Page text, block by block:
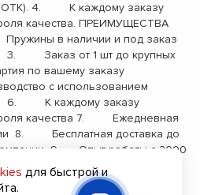
(ОТК). 4. К каждому заказу
качества. ПРЕИМУЩЕСТВА
в наличии и под заказ
Заказ от 1 шт до крупных
по вашему заказу
с использованием
6. К каждому заказу
качества 7. Ежедневная
8. Бесплатная доставка до
компании 9. Опыт работы с 2000
для быстрой и